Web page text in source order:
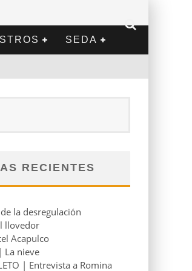
SEDA
RECIENTES
la desregulación
llovedor
Acapulco
La nieve
| Entrevista a Romina